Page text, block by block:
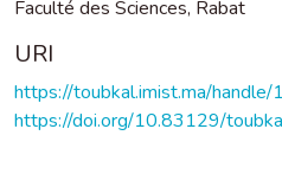
Faculté des Sciences, Rabat
URI
https://toubkal.imist.ma/
https://doi.org/10.83129/